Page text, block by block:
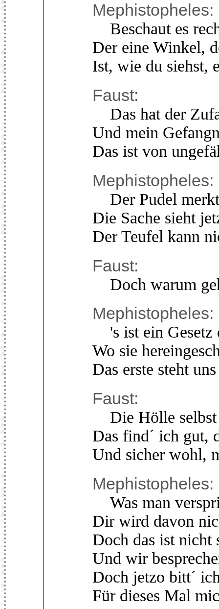
Mephistopheles:
Beschaut es
Der eine Winkel,
Ist, wie du siehst,
Faust:
Das hat der
Und mein
Das ist von
Mephistopheles:
Der Pudel
Die Sache sieht
Der Teufel kann
Faust:
Doch warum
Mephistopheles:
's ist ein Gesetz
Wo sie
Das erste steht
Faust:
Die Hölle selbst
Das find´ ich gut,
Und sicher wohl,
Mephistopheles:
Was man
Dir wird davon
Doch das ist nicht
Und wir
Doch jetzo bitt´
Für dieses Mal